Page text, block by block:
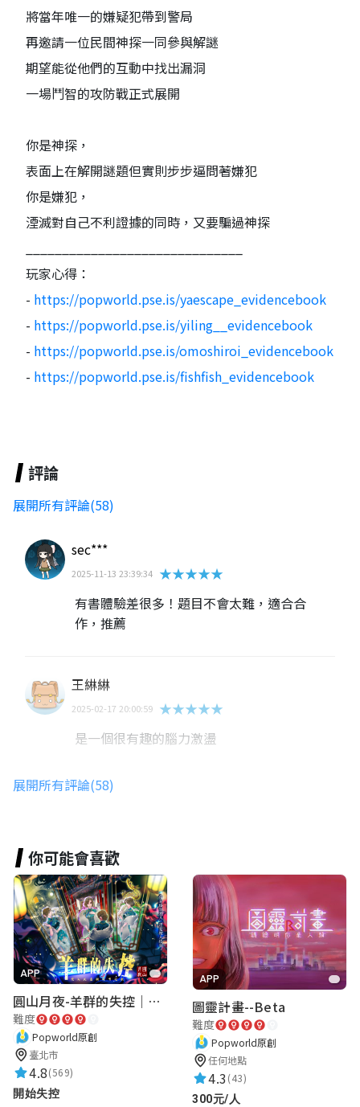
將當年唯一的嫌疑犯帶到警局
再邀請一位民間神探一同參與解謎
期望能從他們的互動中找出漏洞
一場鬥智的攻防戰正式展開
你是神探，
表面上在解開謎題但實則步步逼問著嫌犯
你是嫌犯，
湮滅對自己不利證據的同時，又要騙過神探
玩家心得：
- https://popworld.pse.is/yaescape_evidencebook
- https://popworld.pse.is/yiling__evidencebook
- https://popworld.pse.is/omoshiroi_evidencebook
- https://popworld.pse.is/fishfish_evidencebook
評論
展開所有評論(58)
sec***
2025-11-13 23:39:34 ★★★★★
有書體驗差很多！題目不會太難，適合合
作，推薦
王綝綝
2025-02-17 20:00:59 ★★★★★
是一個很有趣的腦力激盪
AirouLin
好玩，推推。
Sandy Fan
國家特級秘術師
2023-11-19 20:35:19 ★★★★★
最喜歡第二個書籤的謎題🫶🏻還有收到紀念
簿的出其不意感，然後還可以自己選遊玩地
點，值得給五顆星🌟
展開所有評論(58)
你可能會喜歡
APP
圓山月夜-羊群的失控｜圓山飯店 ARG實境解謎遊戲
難度
Popworld原創
臺北市
4.8(569)
開始失控
APP
圖靈計畫--Beta
難度
Popworld原創
任何地點
4.3(43)
300元/人